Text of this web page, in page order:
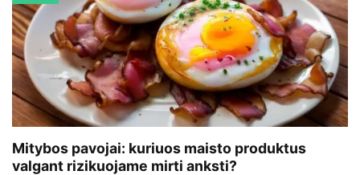
Mitybos pavojai: kuriuos maisto produktus
valgant rizikuojame mirti anksti?